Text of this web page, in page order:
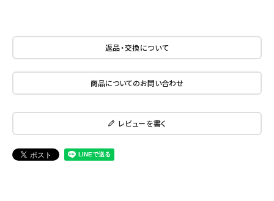
返品・交換について
商品についてのお問い合わせ
レビューを書く